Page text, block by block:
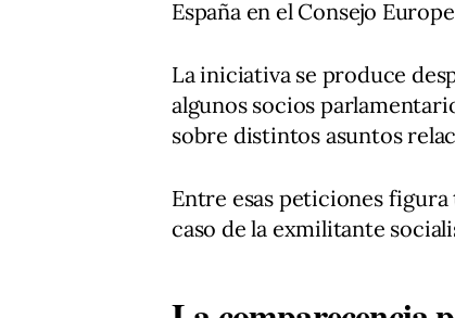
España en el Consejo
La iniciativa se produce
algunos socios
sobre distintos asuntos
Entre esas peticiones
caso de la exmilitante